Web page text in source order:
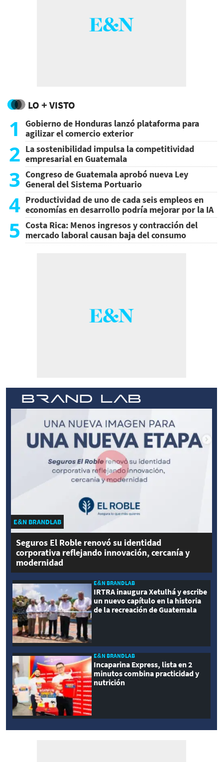
LO + VISTO
1
Gobierno de Honduras lanzó plataforma para
agilizar el comercio exterior
2 La sostenibilidad impulsa la competitividad
empresarial en Guatemala
3 Congreso de Guatemala aprobó nueva Ley
General del Sistema Portuario
4 Productividad de uno de cada seis empleos en
economías en desarrollo podría mejorar por la IA
5 Costa Rica: Menos ingresos y contracción del
mercado laboral causan baja del consumo
E&N BRANDLAB
Seguros El Roble renovó su identidad
corporativa reflejando innovación, cercanía y
modernidad
E&N BRANDLAB
IRTRA inaugura Xetulhá y escribe
un nuevo capítulo en la historia
de la recreación de Guatemala
E&N BRANDLAB
Incaparina Express, lista en 2
minutos combina practicidad y
nutrición